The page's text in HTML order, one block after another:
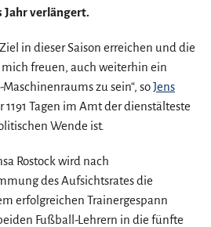
Jahr verlängert.
in dieser Saison erreichen und die
mich freuen, auch weiterhin ein
zu sein“, soJens
Tagen im Amt der dienstälteste
Wende ist.
Rostock wird nach
des Aufsichtsrates die
erfolgreichen Trainergespann
Fußball-Lehrern in die fünfte